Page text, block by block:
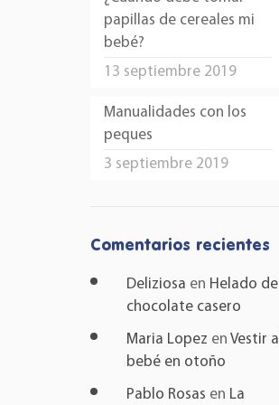
papillas de cereales mi
bebé?
13 septiembre 2019
Manualidades con los
peques
3 septiembre 2019
Comentarios recientes
Deliziosa en Helado de
chocolate casero
Maria Lopez en Vestir al
bebé en otoño
Pablo Rosas en La